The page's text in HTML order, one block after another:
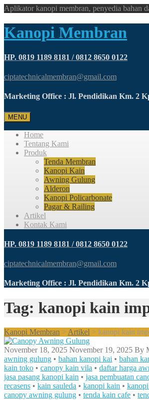
Aplikator kanopi membran, penyedia bahan
Kanopi Membran
HP. 0819 1189 8181 / 0812 8650 0122
ciptatechnicalmembran@gmail.com
Marketing Office : Jl. Pendidikan Km. 2
MENU
Home
Tentang Kami
Produk
Tenda Membran
Kanopi Kain
Awning Gulung
Alderon
Kanopi Policarbonate
Pagar & Railing
Artikel
Kontak Kami
HP. 0819 1189 8181 / 0812 8650 0122
ciptatechnicalmembran@gmail.com
Marketing Office : Jl. Pendidikan Km. 2
Tag: kanopi kain
Kanopi Membran > Artikel > kanopi kain
November 18, 2025 November 19, 2025 By
awning gulung • bahan kanopi kai • bahan
kain toko • canopy kain vila • daftar harga
jasa pasang kanopi kain • jasa pembuatan
recasens • kain sauleda • kanopi kain •
canopy awning gulung • tenda kain cafe •